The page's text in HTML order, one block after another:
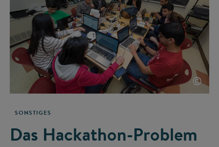
©
SONSTIGES
Das Hackathon-Problem